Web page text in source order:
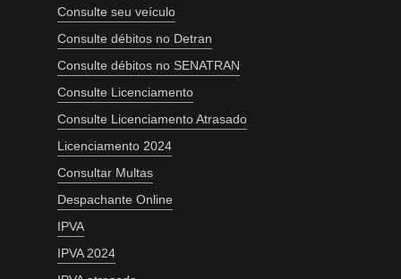
Consulte seu veículo
Consulte débitos no Detran
Consulte débitos no SENATRAN
Consulte Licenciamento
Consulte Licenciamento Atrasado
Licenciamento 2024
Consultar Multas
Despachante Online
IPVA
IPVA 2024